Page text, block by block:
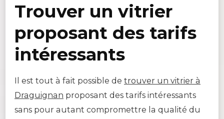
Trouver un vitrier
proposant des tarifs
intéressants
Il est tout à fait possible de trouver un vitrier à
Draguignan proposant des tarifs intéressants
sans pour autant compromettre la qualité du